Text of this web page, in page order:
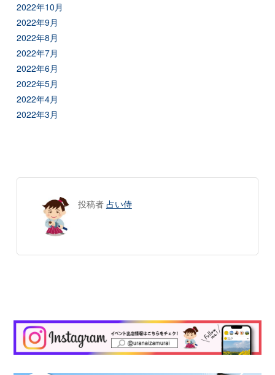
2022年10月
2022年9月
2022年8月
2022年7月
2022年6月
2022年5月
2022年4月
2022年3月
投稿者 占い侍